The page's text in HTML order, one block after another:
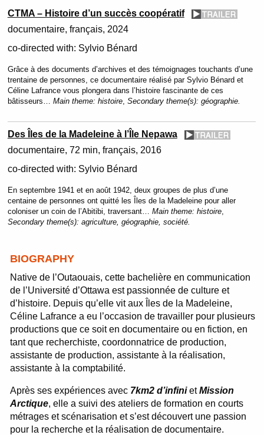
CTMA – Histoire d’un succès coopératif
documentaire français 2024
co-directed with: Sylvio Bénard
Grâce à des documents d’archives et des témoignages touchants d’une
trentaine de personnes, ce documentaire réalisé par Sylvio Bénard et
Céline Lafrance vous plongera dans l’histoire fascinante de ces
bâtisseurs… Main theme: histoire, Secondary theme(s): géographie.
Des Îles de la Madeleine à l’Île Nepawa
documentaire 72 min français 2016
co-directed with: Sylvio Bénard
En septembre 1941 et en août 1942, deux groupes de plus d’une
centaine de personnes ont quitté les Îles de la Madeleine pour aller
coloniser un coin de l’Abitibi, traversant… Main theme: histoire,
Secondary theme(s): agriculture, géographie, société.
BIOGRAPHY
Native de l’Outaouais, cette bachelière en communication
de l’Université d’Ottawa est passionnée de culture et
d’histoire. Depuis qu’elle vit aux Îles de la Madeleine,
Céline Lafrance a eu l’occasion de travailler pour plusieurs
productions que ce soit en documentaire ou en fiction, en
tant que recherchiste, coordonnatrice de production,
assistante de production, assistante à la réalisation,
assistante à la comptabilité.
Après ses expériences avec 7km2 d’infinietMission
Arctique, elle a suivi des ateliers de formation en courts
métrages et scénarisation et s’est découvert une passion
pour la recherche et la réalisation de documentaire.